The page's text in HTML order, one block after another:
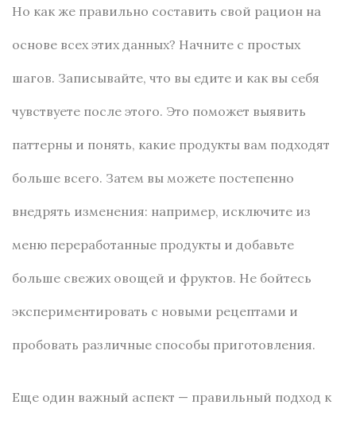
Но как же правильно составить свой рацион на
основе всех этих данных? Начните с простых
шагов. Записывайте, что вы едите и как вы себя
чувствуете после этого. Это поможет выявить
паттерны и понять, какие продукты вам подходят
больше всего. Затем вы можете постепенно
внедрять изменения: например, исключите из
меню переработанные продукты и добавьте
больше свежих овощей и фруктов. Не бойтесь
экспериментировать с новыми рецептами и
пробовать различные способы приготовления.
Еще один важный аспект — правильный подход к